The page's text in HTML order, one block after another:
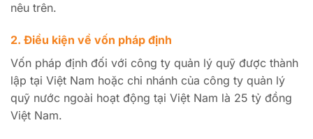
nêu trên.
2. Điều kiện về vốn pháp định
Vốn pháp định đối với công ty quản lý quỹ được thành
lập tại Việt Nam hoặc chi nhánh của công ty quản lý
quỹ nước ngoài hoạt động tại Việt Nam là 25 tỷ đồng
Việt Nam.